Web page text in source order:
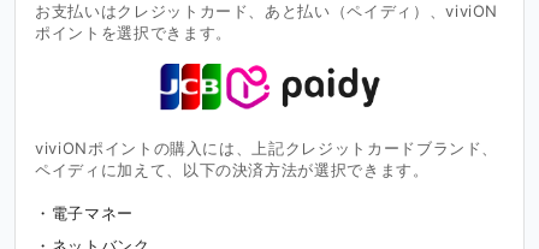
お支払いはクレジットカード、あと払い（ペイディ）、viviON
ポイントを選択できます。
viviONポイントの購入には、上記クレジットカードブランド、
ペイディに加えて、以下の決済方法が選択できます。
電子マネー